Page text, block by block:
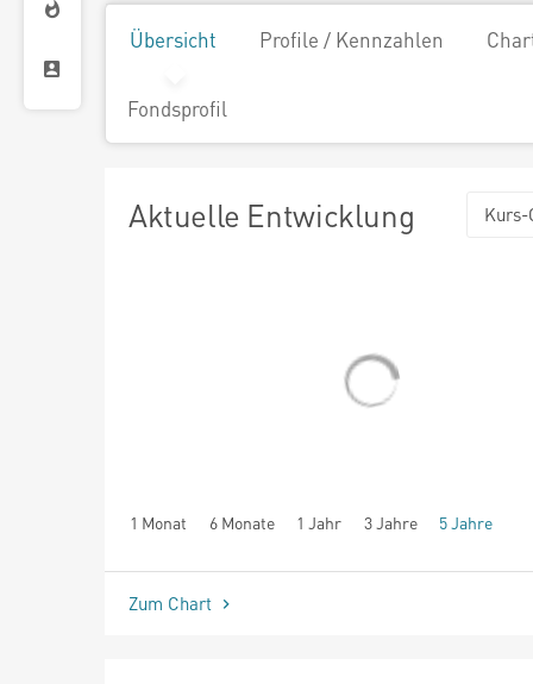
Übersicht Profile / Kennzahlen
Fondsprofil
Aktuelle Entwicklung Kurs-
1 Monat 6 Monate 1 Jahr 3 Jahre 5 Jahre
seit Beginn
Zum Chart